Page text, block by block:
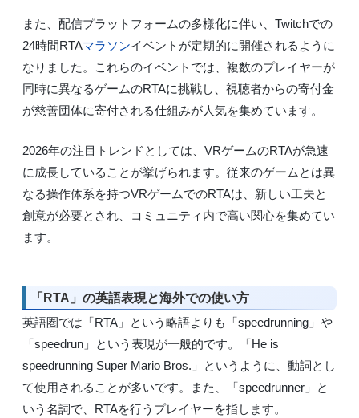
また、配信プラットフォームの多様化に伴い、Twitchでの
24時間RTAマラソンイベントが定期的に開催されるように
なりました。これらのイベントでは、複数のプレイヤーが
同時に異なるゲームのRTAに挑戦し、視聴者からの寄付金
が慈善団体に寄付される仕組みが人気を集めています。
2026年の注目トレンドとしては、VRゲームのRTAが急速
に成長していることが挙げられます。従来のゲームとは異
なる操作体系を持つVRゲームでのRTAは、新しい工夫と
創意が必要とされ、コミュニティ内で高い関心を集めてい
ます。
「RTA」の英語表現と海外での使い方
英語圏では「RTA」という略語よりも「speedrunning」や
「speedrun」という表現が一般的です。「He is
speedrunning Super Mario Bros.」というように、動詞とし
て使用されることが多いです。また、「speedrunner」と
いう名詞で、RTAを行うプレイヤーを指します。